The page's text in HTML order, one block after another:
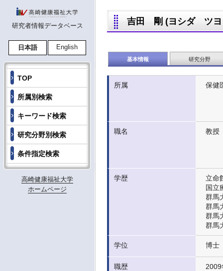
研究者情報データベース
日本語 English
TOP
所属別検索
キーワード検索
研究分野別検索
条件指定検索
高崎健康福祉大学
ホームページ
吉田 剛 (ヨシダ ツヨ
基本情報 研究分野
所属 保健
職名 教授
学歴
立命
国立
群馬
群馬
群馬
群馬
学位 博士
職歴